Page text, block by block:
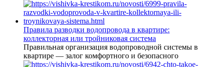
Правила разводки водопровода в квартире:
коллекторная или тройниковая система
Правильная организация водопроводной системы в
квартире — залог комфортного и безопасного